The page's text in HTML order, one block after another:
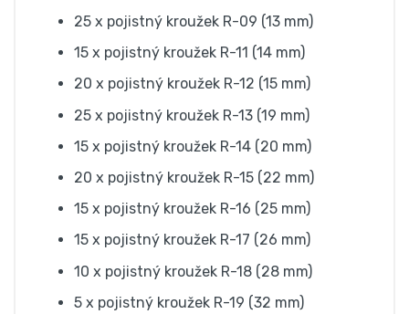
25 x pojistný kroužek R-09 (13 mm)
15 x pojistný kroužek R-11 (14 mm)
20 x pojistný kroužek R-12 (15 mm)
25 x pojistný kroužek R-13 (19 mm)
15 x pojistný kroužek R-14 (20 mm)
20 x pojistný kroužek R-15 (22 mm)
15 x pojistný kroužek R-16 (25 mm)
15 x pojistný kroužek R-17 (26 mm)
10 x pojistný kroužek R-18 (28 mm)
5 x pojistný kroužek R-19 (32 mm)